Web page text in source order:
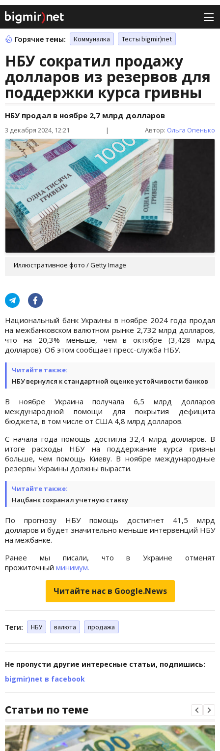
Горячие темы: Коммуналка Тесты bigmir)net
НБУ сократил продажу
долларов из резервов для
поддержки курса гривны
НБУ продал в ноябре 2,7 млрд долларов
3 декабря 2024, 12:21 | Автор: Ольга Опенько
Иллюстративное фото / Getty Image
Национальный банк Украины в ноябре 2024 года продал
на межбанковском валютном рынке 2,732 млрд долларов,
что на 20,3% меньше, чем в октябре (3,428 млрд
долларов). Об этом сообщает пресс-служба НБУ.
Читайте также:
НБУ вернулся к стандартной оценке устойчивости банков
В ноябре Украина получала 6,5 млрд долларов
международной помощи для покрытия дефицита
бюджета, в том числе от США 4,8 млрд долларов.
С начала года помощь достигла 32,4 млрд долларов. В
итоге расходы НБУ на поддержание курса гривны
больше, чем помощь Киеву. В ноябре международные
резервы Украины должны вырасти.
Читайте также:
Нацбанк сохранил учетную ставку
По прогнозу НБУ помощь достигнет 41,5 млрд
долларов и будет значительно меньше интервенций НБУ
на межбанке.
Ранее мы писали, что в Украине отменят
прожиточный минимум.
Читайте нас в Google.News
Теги: НБУ валюта продажа
Не пропусти другие интересные статьи, подпишись:
bigmir)net в facebook
Статьи по теме